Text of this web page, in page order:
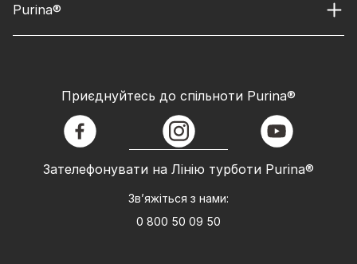
Purina®
Зателефонувати на Лінію турботи Purina®
Зв’яжіться з нами:
0 800 50 09 50
Приєднуйтесь до спільноти Purina®
facebook instagram youtube